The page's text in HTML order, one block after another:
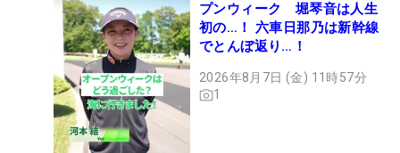
プンウィーク 堀琴音は人生
初の…！ 六車日那乃は新幹線
でとんぼ返り…！
2026年8月7日 (金) 11時57分
1